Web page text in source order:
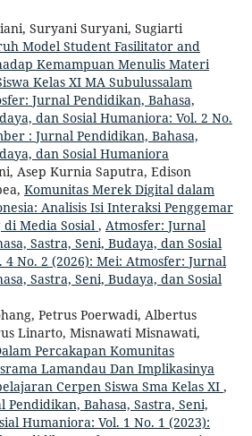
Suryani Suryani, Sugiarti
Model Student Fasilitator and
Kemampuan Menulis Materi
Kelas XI MA Subulussalam
Jurnal Pendidikan, Bahasa,
dan Sosial Humaniora: Vol. 2 No.
: Jurnal Pendidikan, Bahasa,
dan Sosial Humaniora
Asep Kurnia Saputra, Edison
Komunitas Merek Digital dalam
Analisis Isi Interaksi Penggemar
Media Sosial , Atmosfer: Jurnal
Sastra, Seni, Budaya, dan Sosial
4 No. 2 (2026): Mei: Atmosfer: Jurnal
Sastra, Seni, Budaya, dan Sosial
Petrus Poerwadi, Albertus
Linarto, Misnawati Misnawati,
Percakapan Komunitas
Lamandau Dan Implikasinya
Cerpen Siswa Sma Kelas XI ,
Pendidikan, Bahasa, Sastra, Seni,
Humaniora: Vol. 1 No. 1 (2023):